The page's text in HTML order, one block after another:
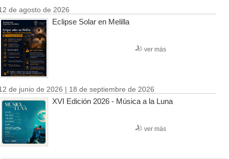
de agosto de 2026
Eclipse Solar en Melilla
ver más
de junio de 2026 | 18 de septiembre de 2026
XVI Edición 2026 - Música a la Luna
ver más